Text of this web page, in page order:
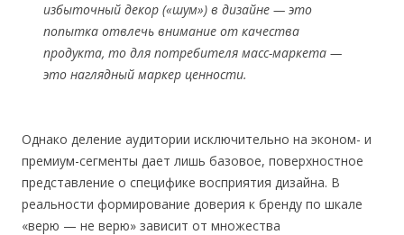
избыточный декор («шум») в дизайне — это
попытка отвлечь внимание от качества
продукта, то для потребителя масс-маркета —
это наглядный маркер ценности.
Однако деление аудитории исключительно на эконом- и
премиум-сегменты дает лишь базовое, поверхностное
представление о специфике восприятия дизайна. В
реальности формирование доверия к бренду по шкале
«верю — не верю» зависит от множества